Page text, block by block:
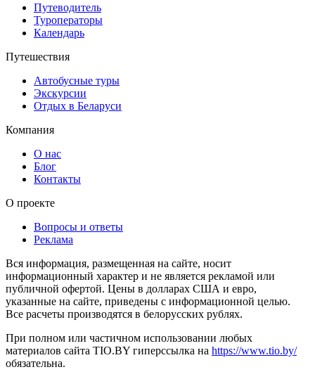
Путеводитель
Туроператоры
Календарь
Путешествия
Автобусные туры
Экскурсии
Отдых в Беларуси
Компания
О нас
Блог
Контакты
О проекте
Вопросы и ответы
Реклама
Вся информация, размещенная на сайте, носит
информационный характер и не является рекламой или
публичной офертой. Цены в долларах США и евро,
указанные на сайте, приведены с информационной целью.
Все расчеты производятся в белорусских рублях.
При полном или частичном использовании любых
материалов сайта TIO.BY гиперссылка на https://www.tio.by/
обязательна.